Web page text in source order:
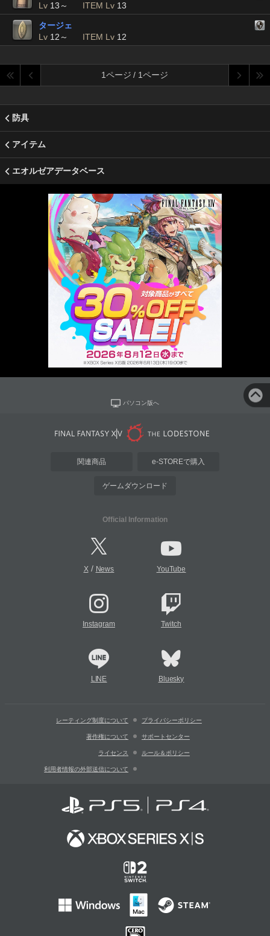
Lv 13～ ITEM Lv 13
タージェ
Lv 12～ ITEM Lv 12
1ページ / 1ページ
防具
アイテム
エオルゼアデータベース
パソコン版へ
関連商品 e-STOREで購入
ゲームダウンロード
Official Information
X/ News YouTube
Instagram Twitch
LINE Bluesky
レーティング制度について プライバシーポリシー
著作権について サポートセンター
ライセンス ルール＆ポリシー
利用者情報の外部送信について